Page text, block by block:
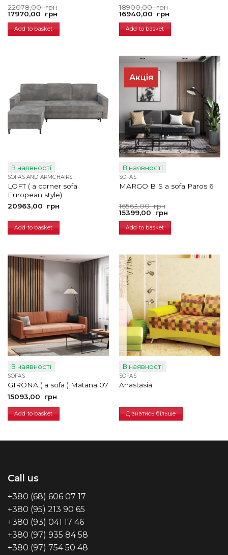
22078,00грн
Original
price
22078,00
грн.
17970,00 грн
Current
price
17970,00
грн.
Add to basket
18900,00грн
Original
price
18900,00
грн.
16940,00 грн
Current
price
16940,00
грн.
Add to basket
В наявності
SOFAS AND ARMCHAIRS
LOFT ( a corner sofa
European style)
20963,00
грн
Add to basket
Акція
В наявності
SOFAS
MARGO BIS a sofa Paros 6
16563,00грн
Original
price
16563,00
грн.
15399,00 грн
Current
price
15399,00
грн.
Add to basket
В наявності
SOFAS
GIRONA ( a sofa ) Matana 07
15093,00
грн
Add to basket
В наявності
SOFAS
Anastasia
Дізнатись більше
Call us
+380 (68) 606 07 17
+380 (95) 213 90 65
+380 (93) 041 17 46
+380 (97) 935 84 58
+380 (97) 754 50 48